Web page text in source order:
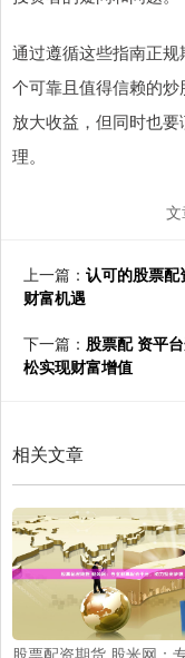
通过遵循这些指南正
个可靠且值得信赖的
放大收益，但同时也
理。
上一篇： 认可的股票
财富机遇
下一篇： 股票配 资平
松实现财富增值
相关文章